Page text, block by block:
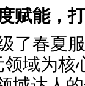
赋能，
了春夏
域为核